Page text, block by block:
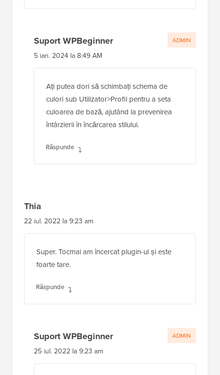
Suport WPBeginner
5 ian. 2024 la 8:49 AM
Ați putea dori să schimbați schema de
culori sub Utilizator>Profil pentru a seta
culoarea de bază, ajutând la prevenirea
întârzierii în încărcarea stilului.
Răspunde
ADMIN
Thia
22 iul. 2022 la 9:23 am
Super. Tocmai am încercat plugin-ul și este
foarte tare.
Răspunde
Suport WPBeginner
25 iul. 2022 la 9:23 am
ADMIN